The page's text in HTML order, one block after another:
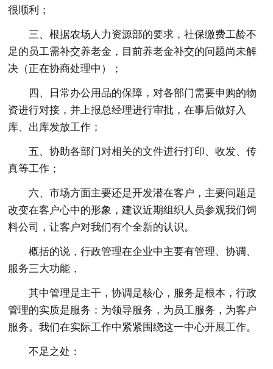
很顺利；
三、根据农场人力资源部的要求，社保缴费工龄不
足的员工需补交养老金，目前养老金补交的问题尚未解
决（正在协商处理中）；
四、日常办公用品的保障，对各部门需要申购的物
资进行对接，并上报总经理进行审批，在事后做好入
库、出库发放工作；
五、协助各部门对相关的文件进行打印、收发、传
真等工作；
六、市场方面主要还是开发潜在客户，主要问题是
改变在客户心中的形象，建议近期组织人员参观我们饲
料公司，让客户对我们有个全新的认识。
概括的说，行政管理在企业中主要有管理、协调、
服务三大功能，
其中管理是主干，协调是核心，服务是根本，行政
管理的实质是服务：为领导服务，为员工服务，为客户
服务。我们在实际工作中紧紧围绕这一中心开展工作。
不足之处：